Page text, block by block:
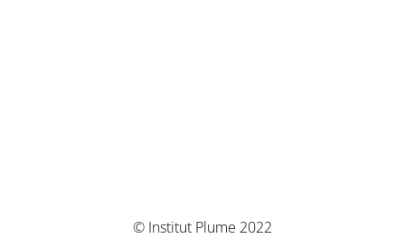
© Institut Plume 2022